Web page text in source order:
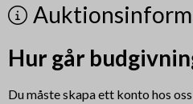
Hur går
Du måste skapa ett konto hos